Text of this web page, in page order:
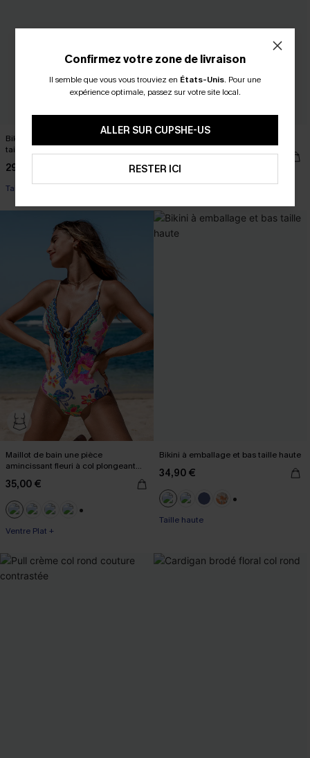
Bikini floral bretelles licou et bas
taille haute
29,90 €
Taille haute
26,00 €31,00 €
Maillot de bain une pièce
amincissant fleuri à col plongeant
35,00 €
Ventre Plat +
Bikini à emballage et bas taille haute
34,90 €
Taille haute
Confirmez votre zone de livraison
Il semble que vous vous trouviez en États-Unis. Pour une
expérience optimale, passez sur votre site local.
ALLER SUR CUPSHE-US
RESTER ICI